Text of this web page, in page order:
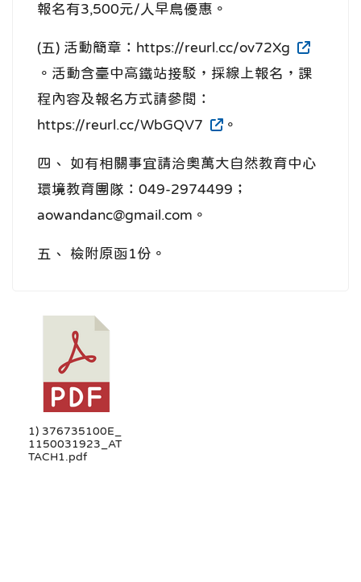
報名有3,500元/人早鳥優惠。
(五) 活動簡章：https://reurl.cc/ov72Xg
。活動含臺中高鐵站接駁，採線上報名，課
程內容及報名方式請參閱：
https://reurl.cc/WbGQV7
。
四、 如有相關事宜請洽奧萬大自然教育中心
環境教育團隊：049-2974499；
aowandanc@gmail.com。
五、 檢附原函1份。
1) 376735100E_
1150031923_AT
TACH1.pdf